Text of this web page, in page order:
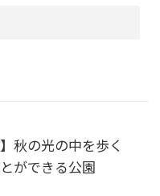
秋の光の中を歩く
ができる公園